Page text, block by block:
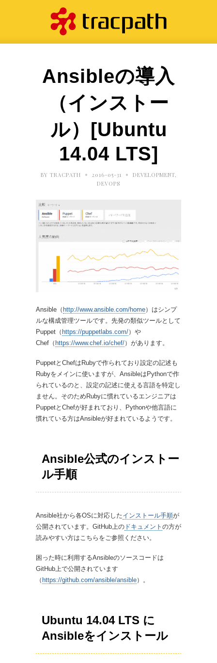
Ansibleの導入
（インストー
ル）[Ubuntu
14.04 LTS]
BY TRACPATH • 2016-05-31 • DEVELOPMENT,
DEVOPS
Ansible（ http://www.ansible.com/home）はシンプ
ルな構成管理ツールです。先発の類似ツールとして
Puppet（ https://puppetlabs.com/）や
Chef（ https://www.chef.io/chef/）があります。
PuppetとChefはRubyで作られており設定の記述も
Rubyをメインに使いますが、AnsibleはPythonで作
られているのと、設定の記述に使える言語を特定し
ません。そのためRubyに慣れているエンジニアは
PuppetとChefが好まれており、Pythonや他言語に
慣れている方はAnsibleが好まれているようです。
Ansible公式のインストー
ル手順
Ansible社から各OSに対応したインストール手順が
公開されています。GitHub上の ドキュメント の方が
読みやすい方はこちらをご参照ください。
困った時に利用するAnsibleのソースコードは
GitHub上で公開されています
（ https://github.com/ansible/ansible）。
Ubuntu 14.04 LTS に
Ansibleをインストール